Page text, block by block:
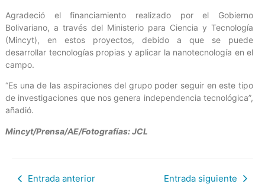
Agradeció el financiamiento realizado por el Gobierno
Bolivariano, a través del Ministerio para Ciencia y Tecnología
(Mincyt), en estos proyectos, debido a que se puede
desarrollar tecnologías propias y aplicar la nanotecnología en el
campo.
“Es una de las aspiraciones del grupo poder seguir en este tipo
de investigaciones que nos genera independencia tecnológica”,
añadió.
Mincyt/Prensa/AE/Fotografías: JCL
Entrada anterior Entrada siguiente